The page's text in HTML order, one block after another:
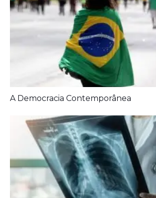
Diagnóstico tardio dá poucas
o câncer de pulmão